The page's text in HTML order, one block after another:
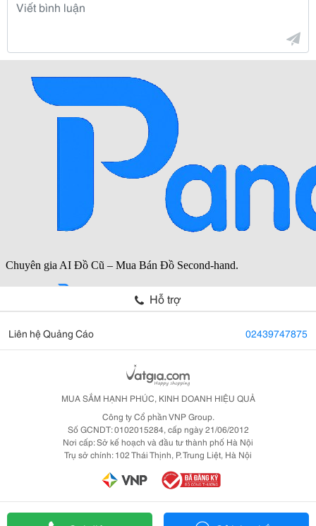
Hỗ trợ
Liên hệ Quảng Cáo 02439747875
MUA SẮM HẠNH PHÚC, KINH DOANH HIỆU QUẢ
Công ty Cổ phần VNP Group.
Số GCNDT: 0102015284, cấp ngày 21/06/2012
Nơi cấp: Sở kế hoạch và đầu tư thành phố Hà Nội
Trụ sở chính: 102 Thái Thịnh, P. Trung Liệt, Hà Nội